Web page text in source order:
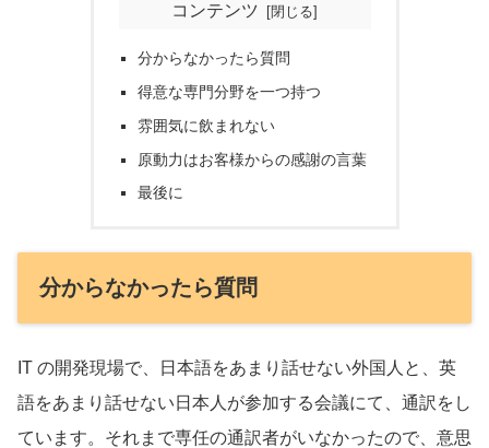
コンテンツ
分からなかったら質問
得意な専門分野を一つ持つ
雰囲気に飲まれない
原動力はお客様からの感謝の言葉
最後に
分からなかったら質問
IT の開発現場で、日本語をあまり話せない外国人と、英
語をあまり話せない日本人が参加する会議にて、通訳をし
ています。それまで専任の通訳者がいなかったので、意思